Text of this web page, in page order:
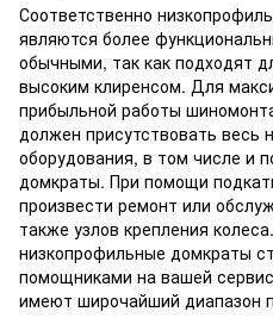
Соответственно
являются более
обычными, так как подходят
высоким клиренсом. Для
прибыльной работы
должен присутствовать весь
оборудования, в том числе и
домкраты. При помощи
произвести ремонт или
также узлов крепления
низкопрофильные домкраты
помощниками на вашей
имеют широчайший диапазон